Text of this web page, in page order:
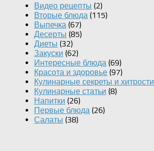
Видео рецепты (2)
Вторые блюда (115)
Выпечка (67)
Десерты (85)
Диеты (32)
Закуски (62)
Интересные блюда (69)
Красота и здоровье (97)
Кулинарные секреты и хитрости
Кулинарные статьи (8)
Напитки (26)
Первые блюда (26)
Салаты (38)